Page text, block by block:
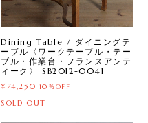
Dining Table / ダイニングテ
ーブル〈ワークテーブル・テー
ブル・作業台・フランスアンテ
ィーク〉 SB2012-0041
¥74,250 10%OFF
SOLD OUT